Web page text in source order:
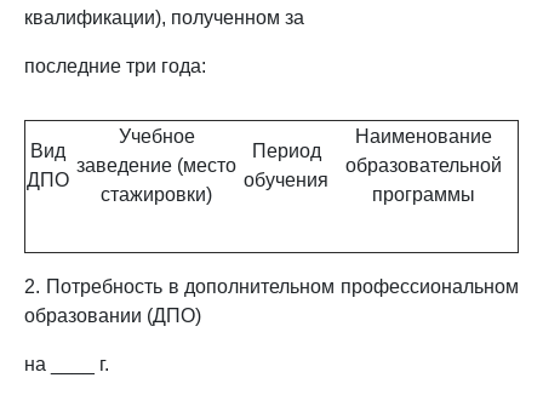
квалификации), полученном за
последние три года:
Вид
ДПО
Учебное
заведение (место
стажировки)
Период
обучения
Наименование
образовательной
программы
2. Потребность в дополнительном профессиональном
образовании (ДПО)
на ____ г.